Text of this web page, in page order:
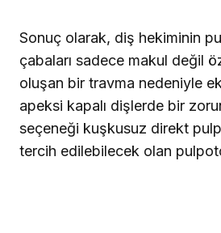
Sonuç olarak, diş hekiminin
çabaları sadece makul değil
oluşan bir travma nedeniyle
apeksi kapalı dişlerde bir
seçeneği kuşkusuz direkt
tercih edilebilecek olan